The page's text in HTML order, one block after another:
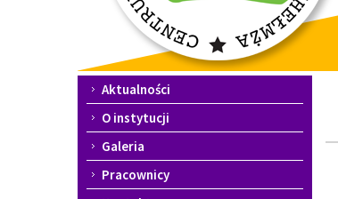
Menu
główne
Aktualności
O instytucji
Galeria
Pracownicy